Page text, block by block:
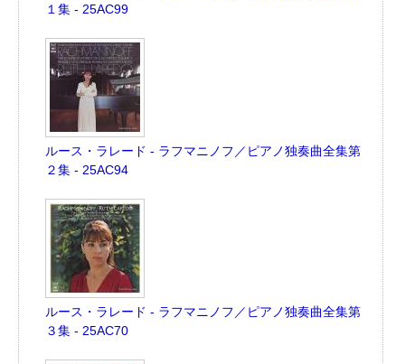
１集 - 25AC99
ルース・ラレード - ラフマニノフ／ピアノ独奏曲全集第
２集 - 25AC94
ルース・ラレード - ラフマニノフ／ピアノ独奏曲全集第
３集 - 25AC70